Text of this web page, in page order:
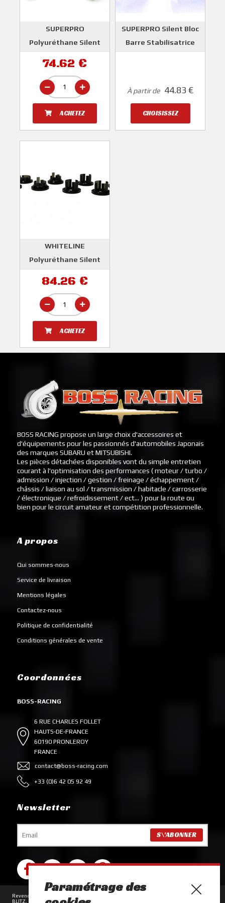
SUPERPRO
Polyuréthane Silent
Berceau Avant WRX et
STI 2008-2014
SUPERPRO
74.62 €
ACHETEZ
SUPERPRO Silent Bloc
Barre Stabilisatrice
À partir de 44.83 €
CHOISISSEZ
WHITELINE
Polyuréthane Silent
WRX Et STI 2008-2014
WHITELINE
84.26 €
ACHETEZ
BOSS RACING propose un large choix d'accessoires et
d'équipements pour les passionnés d'automobiles Japonais
des marques SUBARU et MITSUBISHI.
Les pièces détachées disponibles vont du simple entretien
courant à l'optimisation des performances ( moteur / turbo /
admission / injection / gestion / freinage / échappement /
châssis / liaison au sol / transmission / habitacle / carrosserie
/ électronique / refroidissement / ect... ) pour la route ou
bien pour le circuit amateur et compétition professionnelle.
A propos
Qui sommes-nous
Service de livraison
Mentions légales
Contactez-nous
Politique de confidentialité
Conditions générales de vente
Coordonnées
BOSS-RACING
6 RUE CHARLES FOLLET
HAUTS-DE-FRANCE
60190 PRONLEROY
FRANCE
contact@boss-racing.com
+33 (0)6 42 05 92 49
Newsletter
Revendeur des marques ACL, AEM, AISIN, ALCON, ARP, AUTOBAHN88, BC RACING,
BLITZ, BRIAN CROWER, COMETIC, D2 RACING, DARTON, DAYCO, DBA, DENSO,
Paramétrage des